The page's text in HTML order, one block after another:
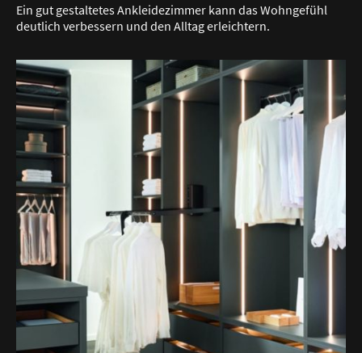
Ein gut gestaltetes Ankleidezimmer kann das Wohngefühl
deutlich verbessern und den Alltag erleichtern.